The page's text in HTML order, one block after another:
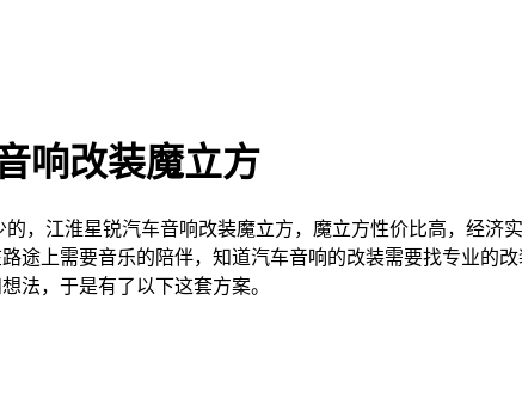
响改装魔立方
，江淮星锐汽车音响改装魔立方，魔立方性价比高，经济
途上需要音乐的陪伴，知道汽车音响的改装需要找专业的
法，于是有了以下这套方案。